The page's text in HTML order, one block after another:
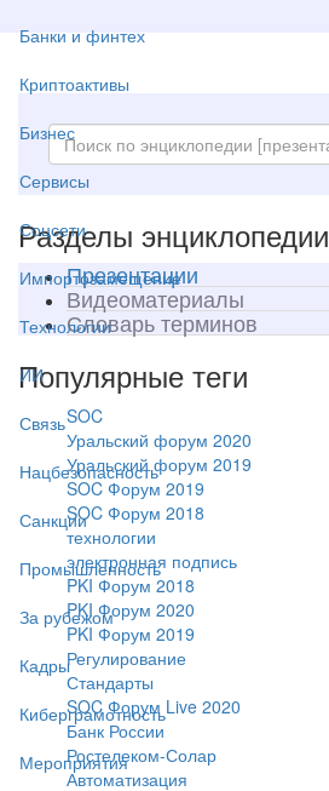
Банки и финтех
Криптоактивы
Бизнес
Сервисы
Соцсети
Импортозамещение
Технологии
ИИ
Связь
Нацбезопасность
Санкции
Промышленность
За рубежом
Кадры
Киберграмотность
Мероприятия
Разделы энциклопедии
Презентации
Видеоматериалы
Словарь терминов
Популярные теги
SOC
Уральский форум 2020
Уральский форум 2019
SOC Форум 2019
SOC Форум 2018
технологии
электронная подпись
PKI Форум 2018
PKI Форум 2020
PKI Форум 2019
Регулирование
Стандарты
SOC Форум Live 2020
Банк России
Ростелеком-Солар
Автоматизация